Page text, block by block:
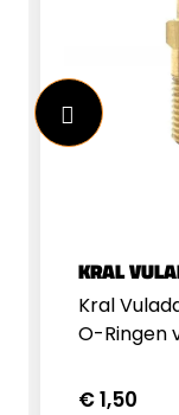
KRAL
Kral
O-Ringen
€ 1,50